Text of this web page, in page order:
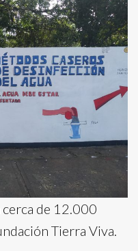
de 12.000
Tierra Viva.